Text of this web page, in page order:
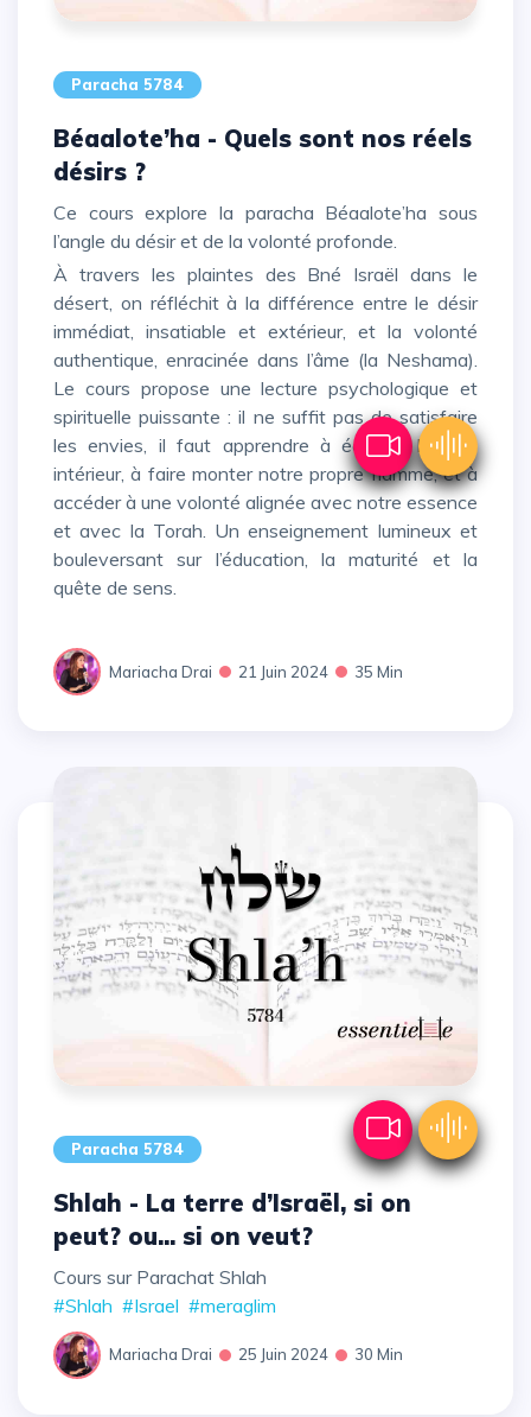
Paracha 5784
Béaalote’ha - Quels sont nos réels
désirs ?
Ce cours explore la paracha Béaalote’ha sous
l’angle du désir et de la volonté profonde.
À travers les plaintes des Bné Israël dans le
désert, on réfléchit à la différence entre le désir
immédiat, insatiable et extérieur, et la volonté
authentique, enracinée dans l’âme (la Neshama).
Le cours propose une lecture psychologique et
spirituelle puissante : il ne suffit pas de satisfaire
les envies, il faut apprendre à écouter le vide
intérieur, à faire monter notre propre flamme, et à
accéder à une volonté alignée avec notre essence
et avec la Torah. Un enseignement lumineux et
bouleversant sur l’éducation, la maturité et la
quête de sens.
Mariacha Drai 21 Juin 2024 35 Min
Paracha 5784
Shlah - La terre d’Israël, si on
peut? ou... si on veut?
Cours sur Parachat Shlah
#Shlah #Israel #meraglim
Mariacha Drai 25 Juin 2024 30 Min